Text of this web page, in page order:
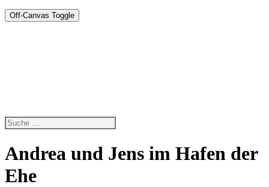
Off-Canvas Toggle
Andrea und Jens im Hafen der
Ehe